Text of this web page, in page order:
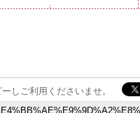
しご利用くださいませ。